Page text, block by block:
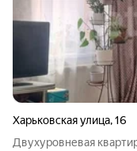
Харьковская улица,16
Двухуровневая